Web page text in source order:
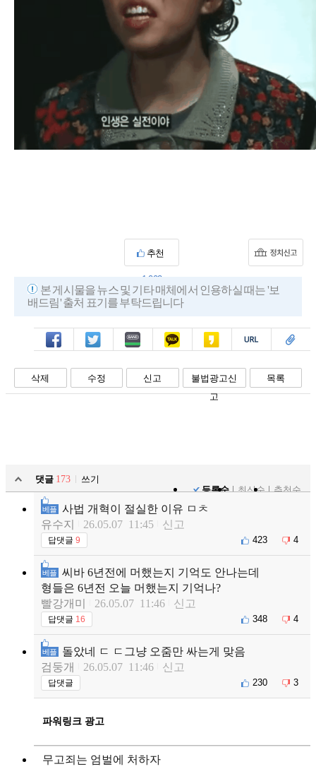
추천
1,002
본 게시물을 뉴스 및 기타 매체에서 인용하실 때는 '보
배드림' 출처 표기를 부탁드립니다
페북 트윗 밴드 카톡 카스 복사 스크랩
삭제 수정 신고
불법광고신
고
목록
댓글 173
쓰기
등록순
최신순 추천순
베플
사법 개혁이 절실한 이유 ㅁㅊ
유수지
26.05.07 11:45 신고
답댓글 9 423 4
베플
씨바 6년전에 머했는지 기억도 안나는데
형들은 6년전 오늘 머했는지 기억나?
빨강개미
26.05.07 11:46 신고
답댓글 16 348 4
베플
돌았네 ㄷ ㄷ그냥 오줌만 싸는게 맞음
검둥개
26.05.07 11:46 신고
답댓글 230 3
파워링크 광고
무고죄는 엄벌에 처하자